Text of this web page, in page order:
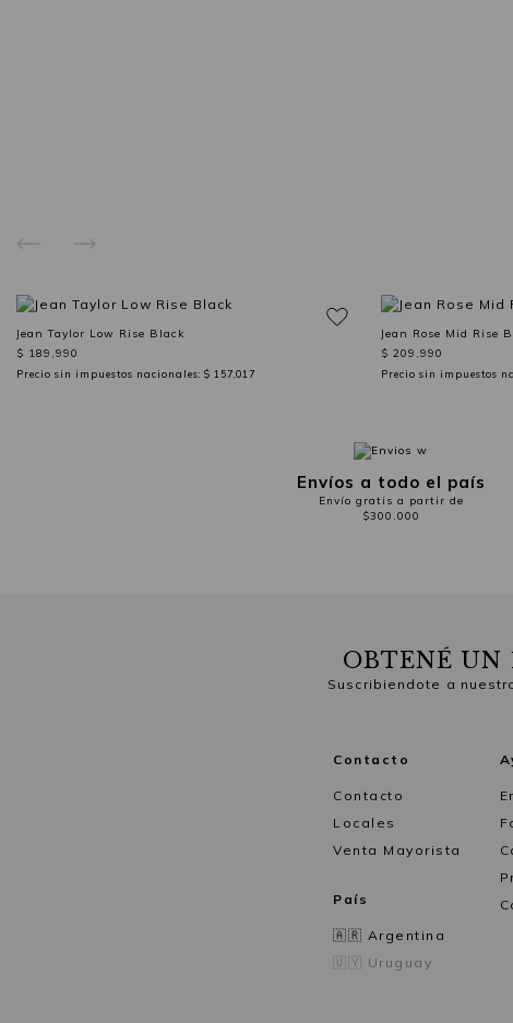
Jean Taylor Low Rise Black
$ 189,990
Precio sin impuestos nacionales: $ 157,017
Jean Rose Mid Rise
$ 209,990
Precio sin impuestos
Envíos a todo el país
Envío gratis a partir de
$300.000
OBTENÉ UN
Suscribiendote a
Contacto
Contacto
Locales
Venta Mayorista
País
🇦🇷 Argentina
🇺🇾 Uruguay